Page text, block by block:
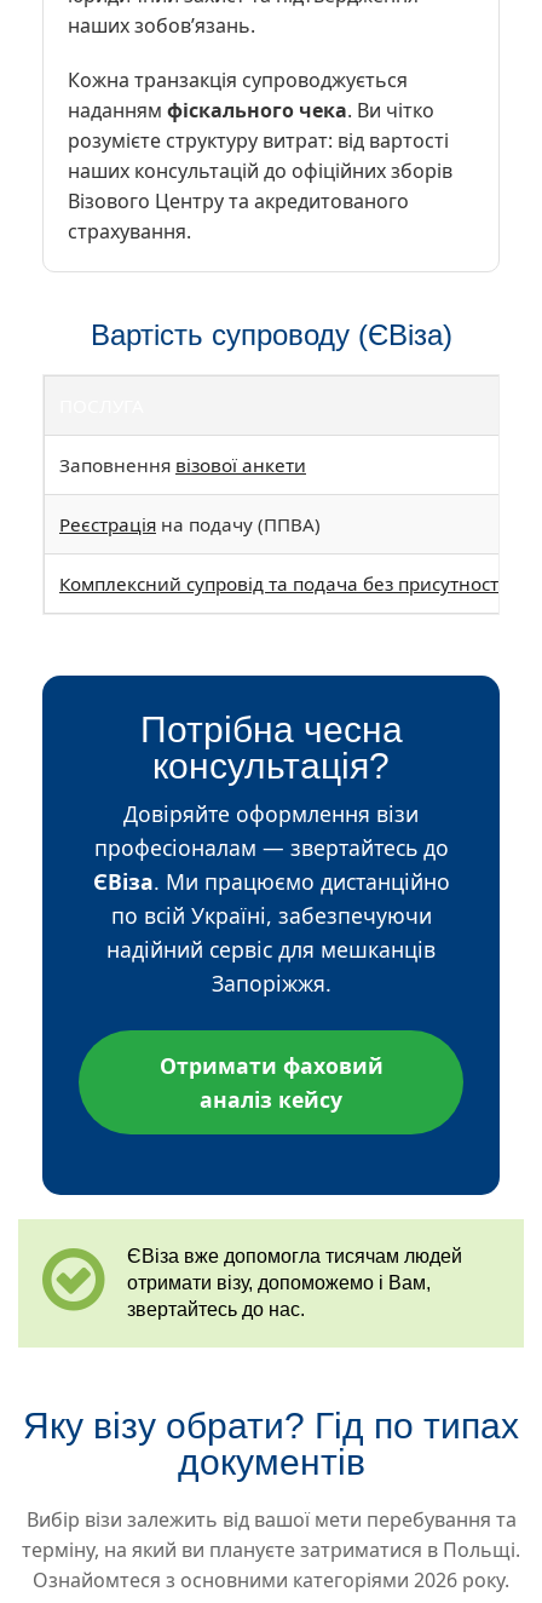
наших зобов’язань.
Кожна транзакція супроводжується
наданням фіскального чека. Ви чітко
розумієте структуру витрат: від вартості
наших консультацій до офіційних зборів
Візового Центру та акредитованого
страхування.
Вартість супроводу (ЄВіза)
Заповнення візової анкети
Реєстрація на подачу (ППВА)
Комплексний супровід та подача без присутності
Потрібна чесна
консультація?
Довіряйте оформлення візи
професіоналам — звертайтесь до
ЄВіза. Ми працюємо дистанційно
по всій Україні, забезпечуючи
надійний сервіс для мешканців
Запоріжжя.
Отримати фаховий
аналіз кейсу
ЄВіза вже допомогла тисячам людей
отримати візу, допоможемо і Вам,
звертайтесь до нас.
Яку візу обрати? Гід по типах
документів
Вибір візи залежить від вашої мети перебування та
терміну, на який ви плануєте затриматися в Польщі.
Ознайомтеся з основними категоріями 2026 року.